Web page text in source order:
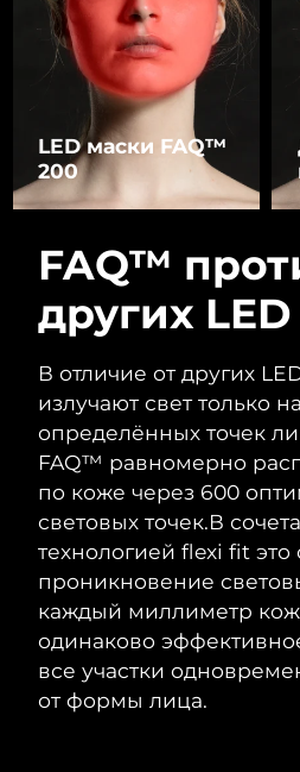
LED маски FAQ™
200
FAQ™
других
В отличие от других
излучают свет только
определённых точек
FAQ™ равномерно
по коже через 600
световых точек.В
технологией flexi fit это
проникновение
каждый миллиметр
одинаково
все участки
от формы лица.